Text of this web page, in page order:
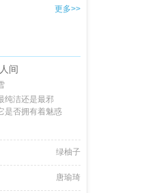
更多>>
间
纯洁还是最邪
是否拥有着魅惑
绿柚子
唐瑜琦